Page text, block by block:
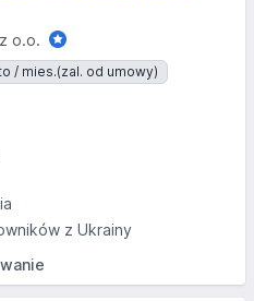
o.o.
/ mies.(zal. od umowy)
z Ukrainy